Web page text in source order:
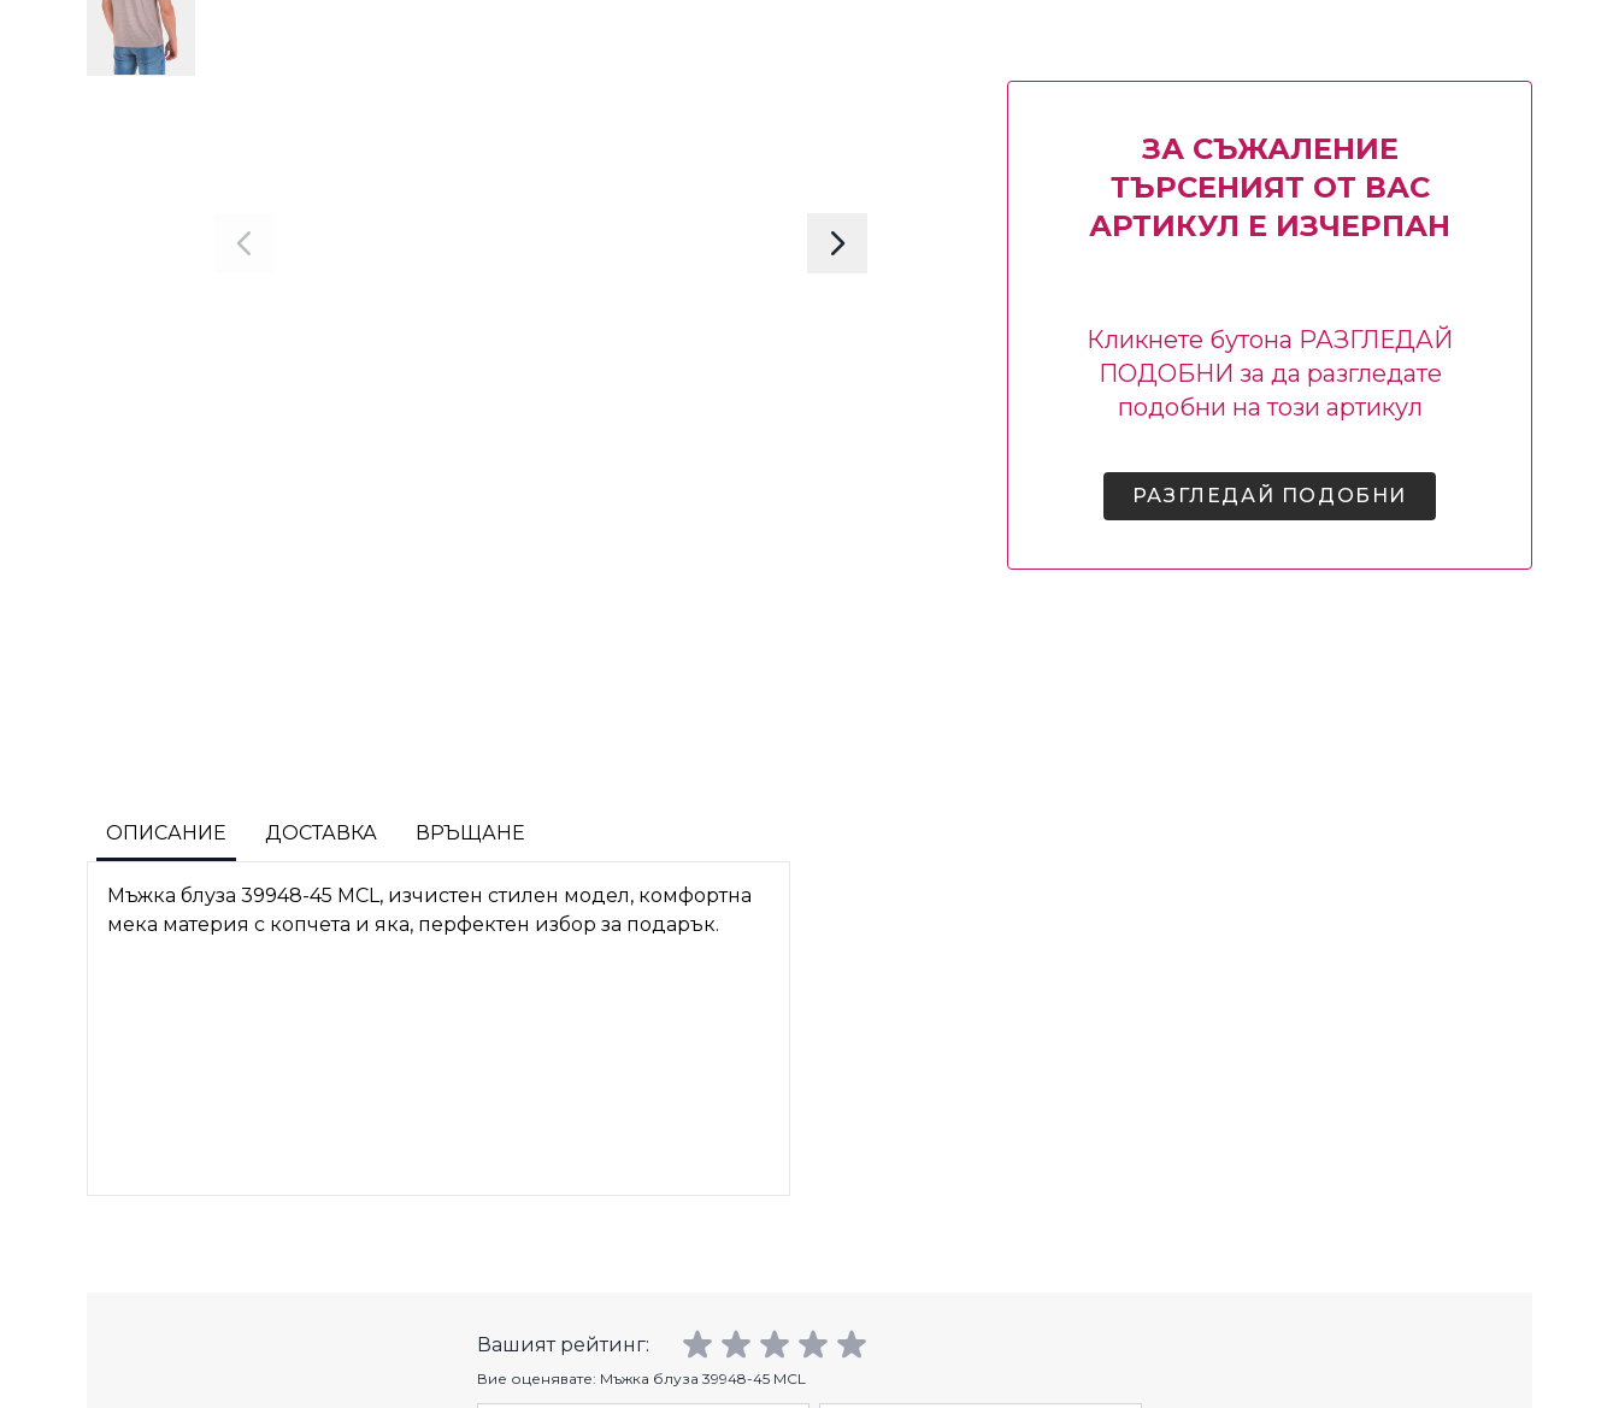
ЗА СЪЖАЛЕНИЕ
ТЪРСЕНИЯТ ОТ ВАС
АРТИКУЛ Е ИЗЧЕРПАН
Кликнете бутона РАЗГЛЕДАЙ
ПОДОБНИ за да разгледате
подобни на този артикул
РАЗГЛЕДАЙ ПОДОБНИ
ОПИСАНИЕ
Мъжка блуза 39948-45 MCL, изчистен стилен модел, комфортна
мека материя с копчета и яка, перфектен избор за подарък.
ДОСТАВКА ВРЪЩАНЕ
Вашият рейтинг:
Вие оценявате: Мъжка блуза 39948-45 MCL
Име Фамилия Имейл